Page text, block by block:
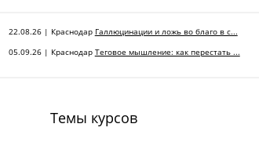
22.08.26 | Краснодар Галлюцинации и ложь во благо в с...
05.09.26 | Краснодар Теговое мышление: как перестать ...
Темы курсов